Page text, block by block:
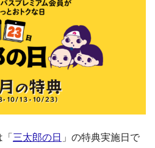
三太郎の日 」の特典実施日で